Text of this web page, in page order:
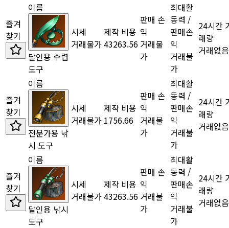
즐겨
찾기
이름
달인용 수렵
도구
시세
거래불가
제작 비용
43263.56
판매 손
익
거래불
가
최대활
동력 /
판매손
익
거래불
가
24시간
래량
거래없음
즐겨
찾기
이름
전문가용 낚
시 도구
시세
거래불가
제작 비용
1756.66
판매 손
익
거래불
가
최대활
동력 /
판매손
익
거래불
가
24시간
래량
거래없음
즐겨
찾기
이름
달인용 낚시
도구
시세
거래불가
제작 비용
43263.56
판매 손
익
거래불
가
최대활
동력 /
판매손
익
거래불
가
24시간
래량
거래없음